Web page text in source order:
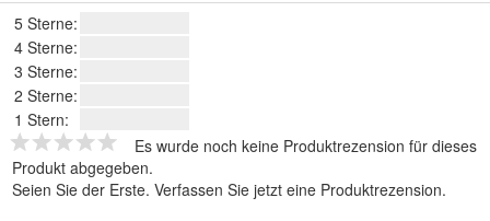
5 Sterne:
4 Sterne:
3 Sterne:
2 Sterne:
1 Stern:
Es wurde noch keine Produktrezension für dieses
Produkt abgegeben.
Seien Sie der Erste. Verfassen Sie jetzt eine Produktrezension.